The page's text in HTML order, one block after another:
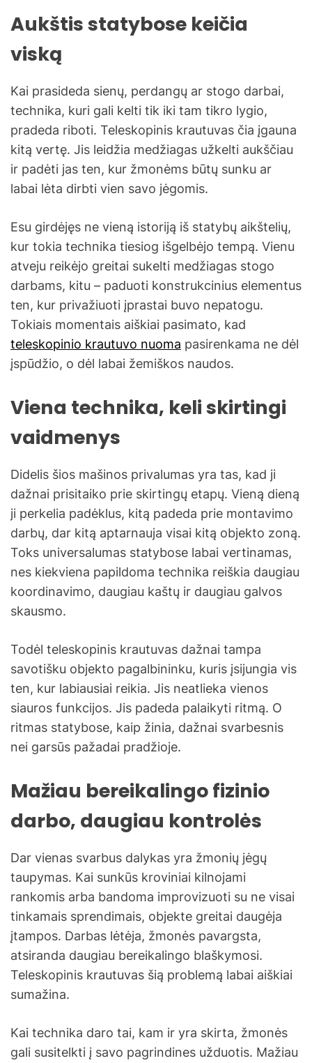
Aukštis statybose keičia
viską
Kai prasideda sienų, perdangų ar stogo darbai,
technika, kuri gali kelti tik iki tam tikro lygio,
pradeda riboti. Teleskopinis krautuvas čia įgauna
kitą vertę. Jis leidžia medžiagas užkelti aukščiau
ir padėti jas ten, kur žmonėms būtų sunku ar
labai lėta dirbti vien savo jėgomis.
Esu girdėjęs ne vieną istoriją iš statybų aikštelių,
kur tokia technika tiesiog išgelbėjo tempą. Vienu
atveju reikėjo greitai sukelti medžiagas stogo
darbams, kitu – paduoti konstrukcinius elementus
ten, kur privažiuoti įprastai buvo nepatogu.
Tokiais momentais aiškiai pasimato, kad
teleskopinio krautuvo nuoma pasirenkama ne dėl
įspūdžio, o dėl labai žemiškos naudos.
Viena technika, keli skirtingi
vaidmenys
Didelis šios mašinos privalumas yra tas, kad ji
dažnai prisitaiko prie skirtingų etapų. Vieną dieną
ji perkelia padėklus, kitą padeda prie montavimo
darbų, dar kitą aptarnauja visai kitą objekto zoną.
Toks universalumas statybose labai vertinamas,
nes kiekviena papildoma technika reiškia daugiau
koordinavimo, daugiau kaštų ir daugiau galvos
skausmo.
Todėl teleskopinis krautuvas dažnai tampa
savotišku objekto pagalbininku, kuris įsijungia vis
ten, kur labiausiai reikia. Jis neatlieka vienos
siauros funkcijos. Jis padeda palaikyti ritmą. O
ritmas statybose, kaip žinia, dažnai svarbesnis
nei garsūs pažadai pradžioje.
Mažiau bereikalingo fizinio
darbo, daugiau kontrolės
Dar vienas svarbus dalykas yra žmonių jėgų
taupymas. Kai sunkūs kroviniai kilnojami
rankomis arba bandoma improvizuoti su ne visai
tinkamais sprendimais, objekte greitai daugėja
įtampos. Darbas lėtėja, žmonės pavargsta,
atsiranda daugiau bereikalingo blaškymosi.
Teleskopinis krautuvas šią problemą labai aiškiai
sumažina.
Kai technika daro tai, kam ir yra skirta, žmonės
gali susitelkti į savo pagrindines užduotis. Mažiau